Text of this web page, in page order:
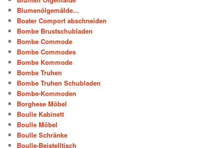
Blumenölgemälde…
Boater Comport abschneiden
Bombe Brustschubladen
Bombe Commode
Bombe Commodes
Bombe Kommode
Bombe Truhen
Bombe Truhen Schubladen
Bombe-Kommoden
Borghese Möbel
Boulle Kabinett
Boulle Möbel
Boulle Schränke
Boulle-Beistelltisch